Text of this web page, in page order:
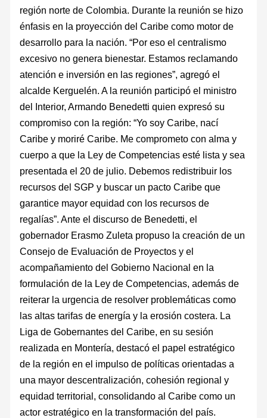
región norte de Colombia. Durante la reunión se hizo
énfasis en la proyección del Caribe como motor de
desarrollo para la nación. “Por eso el centralismo
excesivo no genera bienestar. Estamos reclamando
atención e inversión en las regiones”, agregó el
alcalde Kerguelén. A la reunión participó el ministro
del Interior, Armando Benedetti quien expresó su
compromiso con la región: “Yo soy Caribe, nací
Caribe y moriré Caribe. Me comprometo con alma y
cuerpo a que la Ley de Competencias esté lista y sea
presentada el 20 de julio. Debemos redistribuir los
recursos del SGP y buscar un pacto Caribe que
garantice mayor equidad con los recursos de
regalías”. Ante el discurso de Benedetti, el
gobernador Erasmo Zuleta propuso la creación de un
Consejo de Evaluación de Proyectos y el
acompañamiento del Gobierno Nacional en la
formulación de la Ley de Competencias, además de
reiterar la urgencia de resolver problemáticas como
las altas tarifas de energía y la erosión costera. La
Liga de Gobernantes del Caribe, en su sesión
realizada en Montería, destacó el papel estratégico
de la región en el impulso de políticas orientadas a
una mayor descentralización, cohesión regional y
equidad territorial, consolidando al Caribe como un
actor estratégico en la transformación del país.